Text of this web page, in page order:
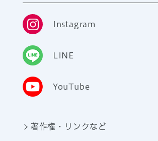
Instagram
LINE
YouTube
著作権・リンクなど